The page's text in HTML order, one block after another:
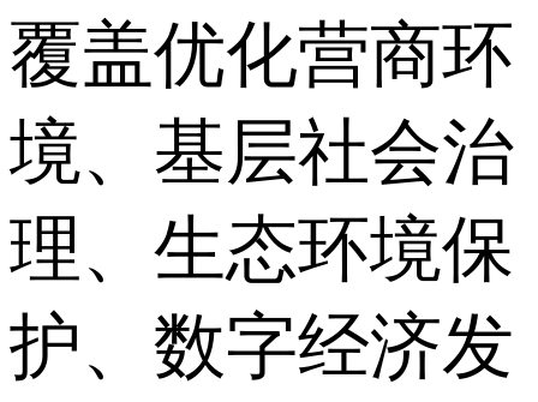
覆盖优化营商环
境、基层社会治
理、生态环境保
护、数字经济发